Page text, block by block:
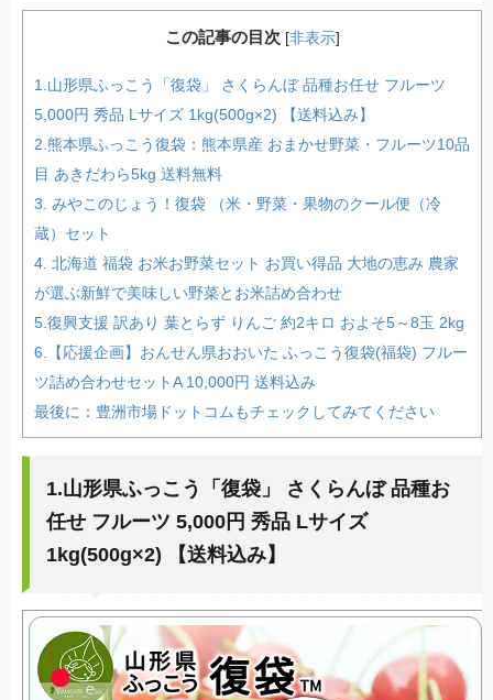
この記事の目次 [非表示]
1.山形県ふっこう「復袋」 さくらんぼ 品種お任せ フルーツ
5,000円 秀品 Lサイズ 1kg(500g×2) 【送料込み】
2.熊本県ふっこう復袋：熊本県産 おまかせ野菜・フルーツ10品
目 あきだわら5kg 送料無料
3. みやこのじょう！復袋 （米・野菜・果物のクール便（冷
蔵）セット
4. 北海道 福袋 お米お野菜セット お買い得品 大地の恵み 農家
が選ぶ新鮮で美味しい野菜とお米詰め合わせ
5.復興支援 訳あり 葉とらず りんご 約2キロ およそ5～8玉 2kg
6.【応援企画】おんせん県おおいた ふっこう復袋(福袋) フルー
ツ詰め合わせセットA 10,000円 送料込み
最後に：豊洲市場ドットコムもチェックしてみてください
1.山形県ふっこう「復袋」 さくらんぼ 品種お
任せ フルーツ 5,000円 秀品 Lサイズ
1kg(500g×2) 【送料込み】